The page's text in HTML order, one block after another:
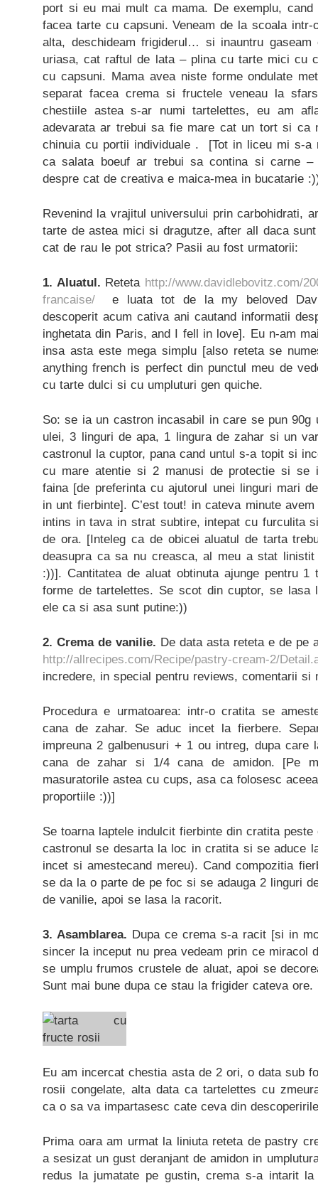
port si eu mai mult ca mama. De exemplu,
facea tarte cu capsuni. Veneam de la scoala
alta, deschideam frigiderul… si inauntru
uriasa, cat raftul de lata – plina cu tarte mici cu
cu capsuni. Mama avea niste forme ondulate
separat facea crema si fructele veneau la
chestiile astea s-ar numi tartelettes, eu am
adevarata ar trebui sa fie mare cat un tort si ca
chinuia cu portii individuale . [Tot in liceu mi s-a
ca salata boeuf ar trebui sa contina si carne
despre cat de creativa e maica-mea in bucatarie
Revenind la vrajitul universului prin carbohidrati,
tarte de astea mici si dragutze, after all daca
cat de rau le pot strica? Pasii au fost urmatorii:
1. Aluatul. Reteta http://www.davidlebovitz.com/
francaise/ e luata tot de la my beloved
descoperit acum cativa ani cautand informatii
inghetata din Paris, and I fell in love]. Eu n-am
insa asta este mega simplu [also reteta se
anything french is perfect din punctul meu de
cu tarte dulci si cu umpluturi gen quiche.
So: se ia un castron incasabil in care se pun 90g
ulei, 3 linguri de apa, 1 lingura de zahar si un
castronul la cuptor, pana cand untul s-a topit si
cu mare atentie si 2 manusi de protectie si se
faina [de preferinta cu ajutorul unei linguri mari
in unt fierbinte]. C’est tout! in cateva minute
intins in tava in strat subtire, intepat cu furculita
de ora. [Inteleg ca de obicei aluatul de tarta
deasupra ca sa nu creasca, al meu a stat
:))]. Cantitatea de aluat obtinuta ajunge pentru
forme de tartelettes. Se scot din cuptor, se lasa
ele ca si asa sunt putine:))
2. Crema de vanilie. De data asta reteta e de pe
http://allrecipes.com/Recipe/pastry-cream-2/
incredere, in special pentru reviews, comentarii
Procedura e urmatoarea: intr-o cratita se
cana de zahar. Se aduc incet la fierbere.
impreuna 2 galbenusuri + 1 ou intreg, dupa care
cana de zahar si 1/4 cana de amidon. [Pe
masuratorile astea cu cups, asa ca folosesc
proportiile :))]
Se toarna laptele indulcit fierbinte din cratita
castronul se desarta la loc in cratita si se aduce
incet si amestecand mereu). Cand compozitia
se da la o parte de pe foc si se adauga 2 linguri
de vanilie, apoi se lasa la racorit.
3. Asamblarea. Dupa ce crema s-a racit [si in
sincer la inceput nu prea vedeam prin ce miracol
se umplu frumos crustele de aluat, apoi se
Sunt mai bune dupa ce stau la frigider cateva ore.
Eu am incercat chestia asta de 2 ori, o data sub
rosii congelate, alta data ca tartelettes cu
ca o sa va impartasesc cate ceva din
Prima oara am urmat la liniuta reteta de pastry
a sesizat un gust deranjant de amidon in
redus la jumatate pe gustin, crema s-a intarit